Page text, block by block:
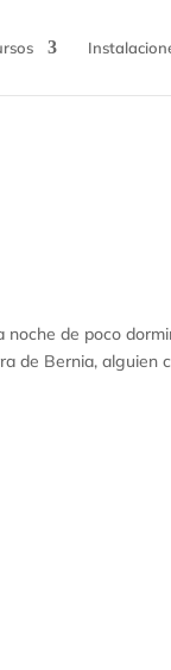
noche de poco
de Bernia, alguien